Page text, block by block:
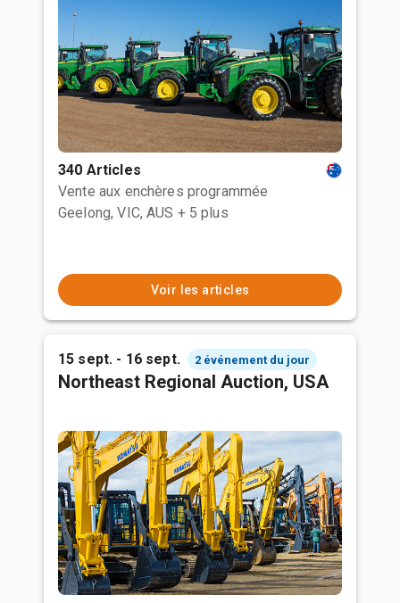
340 Articles
Vente aux enchères programmée
Geelong, VIC, AUS + 5 plus
Voir les articles
15 sept. - 16 sept. 2 événement du jour
Northeast Regional Auction, USA